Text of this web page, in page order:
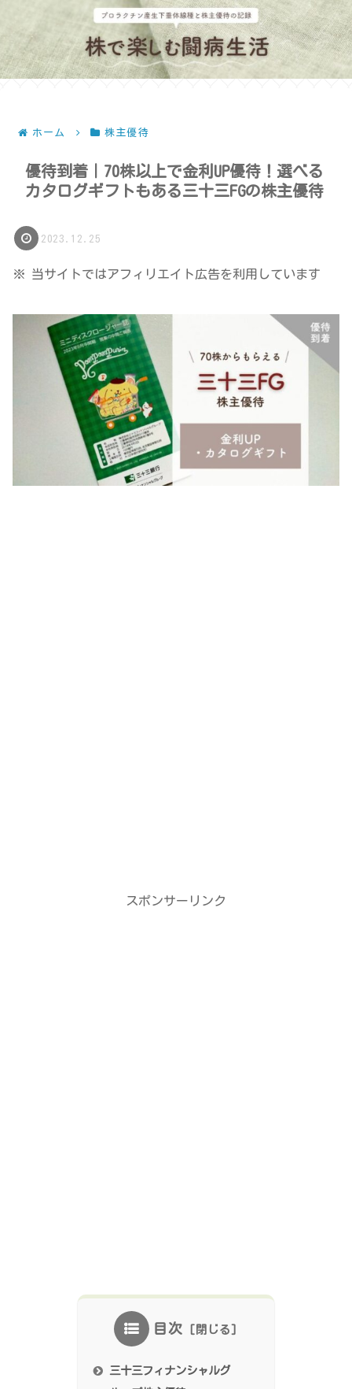
ホーム 株主優待
優待到着｜70株以上で金利UP優待！選べる
カタログギフトもある三十三FGの株主優待
2023.12.25
※ 当サイトではアフィリエイト広告を利用しています
スポンサーリンク
目次
三十三フィナンシャルグ